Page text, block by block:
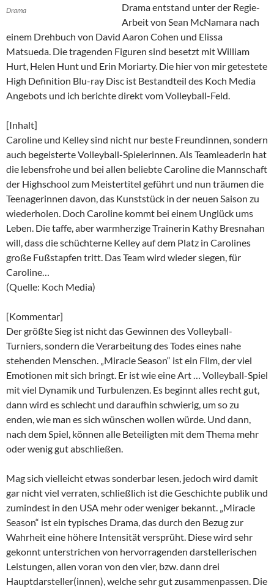
Drama
Drama entstand unter der Regie-
Arbeit von Sean McNamara nach
einem Drehbuch von David Aaron Cohen und Elissa
Matsueda. Die tragenden Figuren sind besetzt mit William
Hurt, Helen Hunt und Erin Moriarty. Die hier von mir getestete
High Definition Blu-ray Disc ist Bestandteil des Koch Media
Angebots und ich berichte direkt vom Volleyball-Feld.
[Inhalt]
Caroline und Kelley sind nicht nur beste Freundinnen, sondern
auch begeisterte Volleyball-Spielerinnen. Als Teamleaderin hat
die lebensfrohe und bei allen beliebte Caroline die Mannschaft
der Highschool zum Meistertitel geführt und nun träumen die
Teenagerinnen davon, das Kunststück in der neuen Saison zu
wiederholen. Doch Caroline kommt bei einem Unglück ums
Leben. Die taffe, aber warmherzige Trainerin Kathy Bresnahan
will, dass die schüchterne Kelley auf dem Platz in Carolines
große Fußstapfen tritt. Das Team wird wieder siegen, für
Caroline…
(Quelle: Koch Media)
[Kommentar]
Der größte Sieg ist nicht das Gewinnen des Volleyball-
Turniers, sondern die Verarbeitung des Todes eines nahe
stehenden Menschen. „Miracle Season“ ist ein Film, der viel
Emotionen mit sich bringt. Er ist wie eine Art … Volleyball-Spiel
mit viel Dynamik und Turbulenzen. Es beginnt alles recht gut,
dann wird es schlecht und daraufhin schwierig, um so zu
enden, wie man es sich wünschen wollen würde. Und dann,
nach dem Spiel, können alle Beteiligten mit dem Thema mehr
oder wenig gut abschließen.
Mag sich vielleicht etwas sonderbar lesen, jedoch wird damit
gar nicht viel verraten, schließlich ist die Geschichte publik und
zumindest in den USA mehr oder weniger bekannt. „Miracle
Season“ ist ein typisches Drama, das durch den Bezug zur
Wahrheit eine höhere Intensität versprüht. Diese wird sehr
gekonnt unterstrichen von hervorragenden darstellerischen
Leistungen, allen voran von den vier, bzw. dann drei
Hauptdarsteller(innen), welche sehr gut zusammenpassen. Die